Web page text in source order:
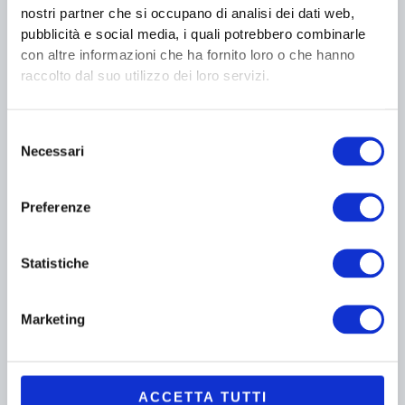
nostri partner che si occupano di analisi dei dati web,
pubblicità e social media, i quali potrebbero combinarle
con altre informazioni che ha fornito loro o che hanno
raccolto dal suo utilizzo dei loro servizi.
delNecessari
Preferenze
Statistiche
Marketing
ACCETTA TUTTI
Le Pacche
Menù interamente vegetariano.
Menù proposto per l'intero tavolo